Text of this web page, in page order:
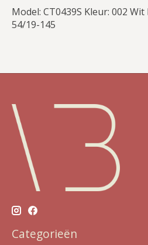
Model: CT0439S Kleur: 002
54/19-145
Categorieën